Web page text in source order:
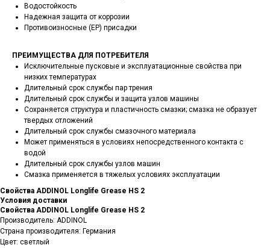
Водостойкость
Надежная защита от коррозии
Противоизносные (EP) присадки
ПРЕИМУЩЕСТВА ДЛЯ ПОТРЕБИТЕЛЯ
Исключительные пусковые и эксплуатационные свойства при
низких температурах
Длительный срок службы пар трения
Длительный срок службы и защита узлов машины
Сохраняется структура и пластичность смазки; смазка не образует
твердых отложений
Длительный срок службы смазочного материала
Может применяться в условиях непосредственного контакта с
водой
Длительный срок службы узлов машин
Смазка применяется в тяжелых условиях эксплуатации
Свойства ADDINOL Longlife Grease HS 2
Условия доставки
Свойства ADDINOL Longlife Grease HS 2
Производитель: ADDINOL
Страна производителя: Германия
Цвет: светлый